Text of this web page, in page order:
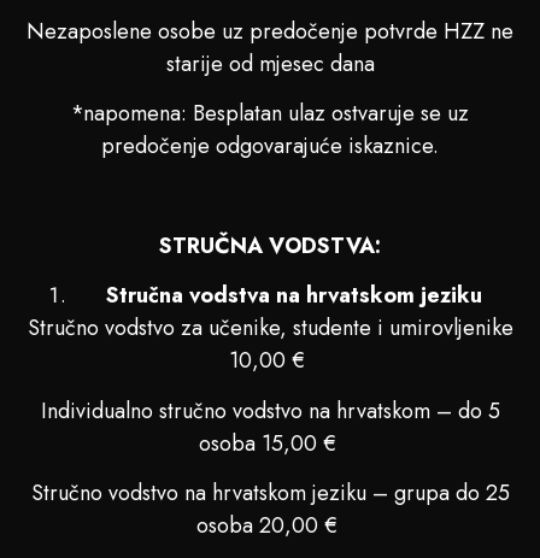
Nezaposlene osobe uz predočenje potvrde HZZ ne
starije od mjesec dana
*napomena: Besplatan ulaz ostvaruje se uz
predočenje odgovarajuće iskaznice.
STRUČNA VODSTVA:
Stručna vodstva na hrvatskom jeziku
Stručno vodstvo za učenike, studente i umirovljenike
10,00 €
Individualno stručno vodstvo na hrvatskom – do 5
osoba 15,00 €
Stručno vodstvo na hrvatskom jeziku – grupa do 25
osoba 20,00 €